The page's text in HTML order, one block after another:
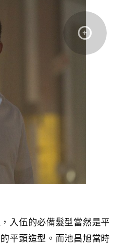
入伍的必備髮型當然是平
平頭造型。而池昌旭當時